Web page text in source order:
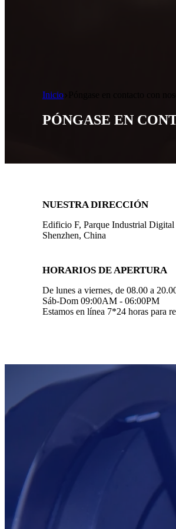
Inicio
PÓNGASE EN
NUESTRA DIRECCIÓN
Edificio F, Parque Industrial
Shenzhen, China
HORARIOS DE APERTURA
De lunes a viernes, de 08.00 a
Sáb-Dom 09:00AM - 06:00PM
Estamos en línea 7*24 horas para